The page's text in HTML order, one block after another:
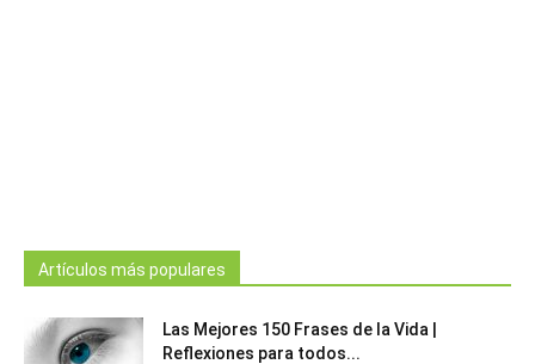
Artículos más populares
Las Mejores 150 Frases de la Vida |
Reflexiones para todos...